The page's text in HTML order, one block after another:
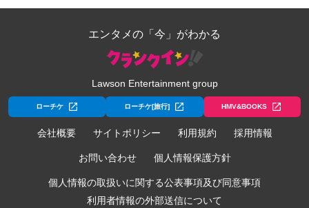
エンタメの「今」がわかる
Lawson Entertainment group
ローチケ ローチケ[旅行] HMV&BOOKS
会社概要 サイトポリシー 利用規約 採用情報
お問い合わせ 個人情報保護方針
個人情報の取扱いに関する公表事項及び同意事項
利用者情報の外部送信について